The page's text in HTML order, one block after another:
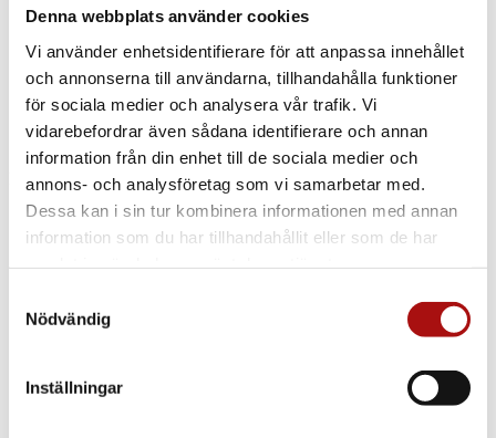
Denna webbplats använder cookies
Vi använder enhetsidentifierare för att anpassa innehållet
och annonserna till användarna, tillhandahålla funktioner
för sociala medier och analysera vår trafik. Vi
vidarebefordrar även sådana identifierare och annan
information från din enhet till de sociala medier och
annons- och analysföretag som vi samarbetar med.
Dessa kan i sin tur kombinera informationen med annan
information som du har tillhandahållit eller som de har
Nödvändig
Inställningar
Shopping Cart
SNUPI
Du är här: Startsida1 / Butik2 / SNUPI
SNUPI
Sortera utifrån
Namn